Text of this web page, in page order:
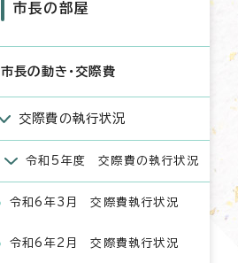
市長の部屋
市長の動き・交際費
交際費の執行状況
令和5年度 交際費の執行状況
令和6年3月 交際費執行状況
令和6年2月 交際費執行状況